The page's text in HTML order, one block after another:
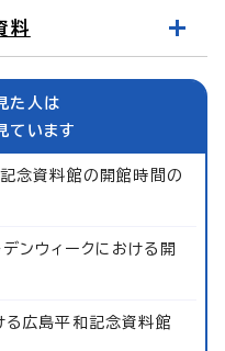
料
た人は
ています
資料館の開館時間の
ンウィークにおける開
る広島平和記念資料館